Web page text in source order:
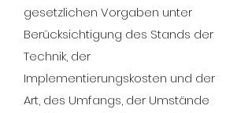
gesetzlichen Vorgaben unter
Berücksichtigung des Stands der
Technik, der
Implementierungskosten und der
Art, des Umfangs, der Umstände